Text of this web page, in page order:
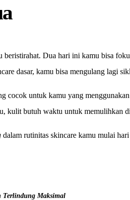
beristirahat. Dua hari ini kamu bisa
dasar, kamu bisa mengulang lagi
cocok untuk kamu yang
kulit butuh waktu untuk memulihkan
dalam rutinitas skincare kamu mulai
Terlindung Maksimal